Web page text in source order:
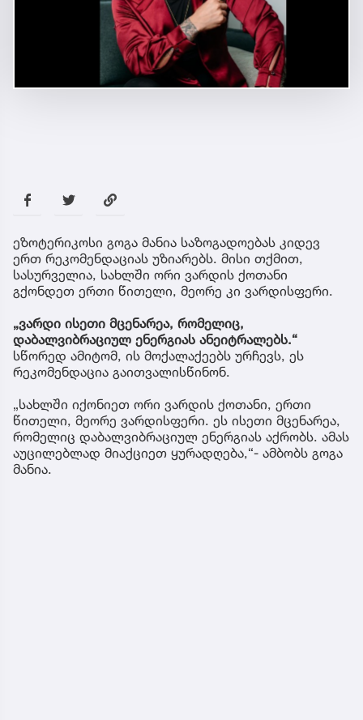
ეზოტერიკოსი გოგა მანია საზოგადოებას კიდევ
ერთ რეკომენდაციას უზიარებს. მისი თქმით,
სასურველია, სახლში ორი ვარდის ქოთანი
გქონდეთ ერთი წითელი, მეორე კი ვარდისფერი.
„ვარდი ისეთი მცენარეა, რომელიც,
დაბალვიბრაციულ ენერგიას ანეიტრალებს.“
სწორედ ამიტომ, ის მოქალაქეებს ურჩევს, ეს
რეკომენდაცია გაითვალისწინონ.
„სახლში იქონიეთ ორი ვარდის ქოთანი, ერთი
წითელი, მეორე ვარდისფერი. ეს ისეთი მცენარეა,
რომელიც დაბალვიბრაციულ ენერგიას აქრობს. ამას
აუცილებლად მიაქციეთ ყურადღება,“- ამბობს გოგა
მანია.